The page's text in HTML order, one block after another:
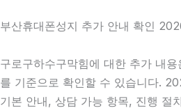
부산휴대폰성지 추가 안내 확인
구로구하수구막힘에 대한 추가 내용
를 기준으로 확인할 수 있습니다.
기본 안내, 상담 가능 항목, 진행 절